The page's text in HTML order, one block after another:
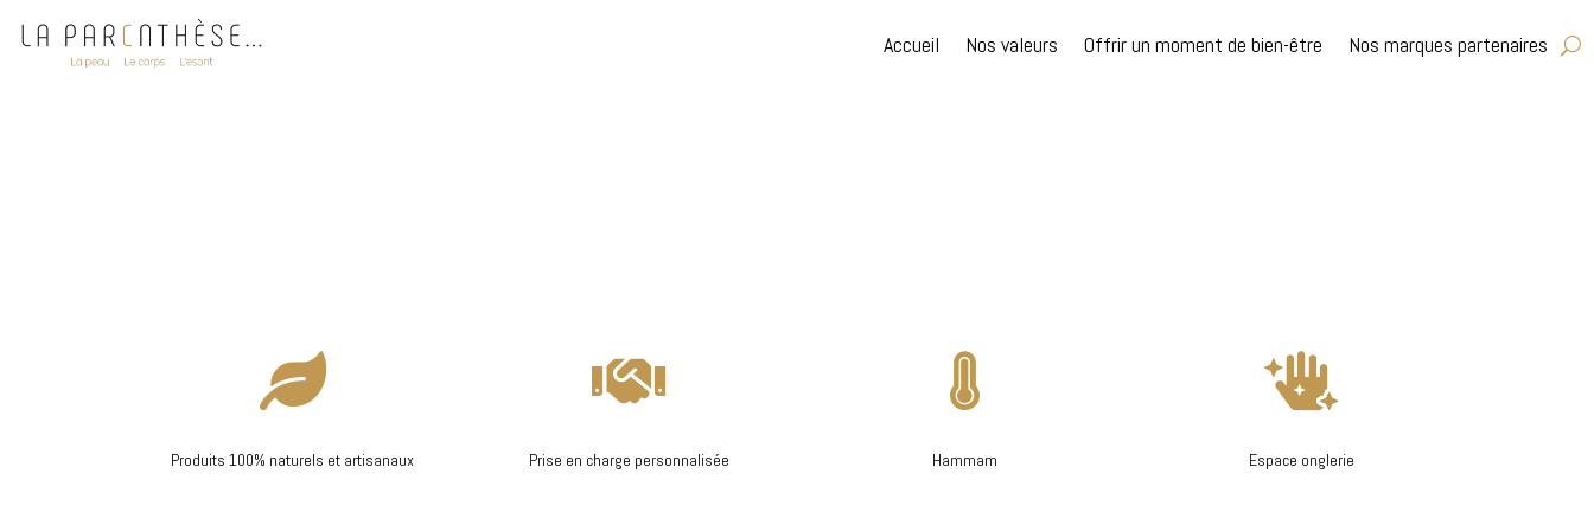
Accueil Nos valeurs Offrir un moment de bien-être Nos marques partenaires

Produits 100% naturels et artisanaux

Prise en charge personnalisée

Hammam

Espace onglerie